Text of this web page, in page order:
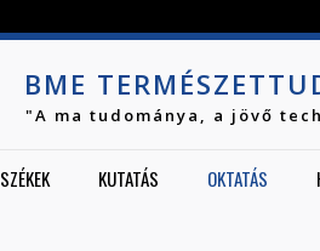
BME
"A ma tudománya, a jövő
KUTATÁS OKTATÁS